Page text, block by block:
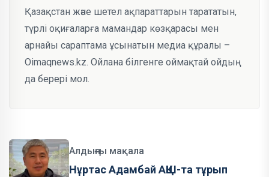
Қазақстан және шетел ақпараттарын тарататын,
түрлі оқиғаларға мамандар көзқарасы мен
арнайы сараптама ұсынатын медиа құралы –
Oimaqnews.kz. Ойлана білгенге оймақтай ойдың
да берері мол.
Алдыңғы мақала
Нұртас Адамбай АҚШ-та тұрып